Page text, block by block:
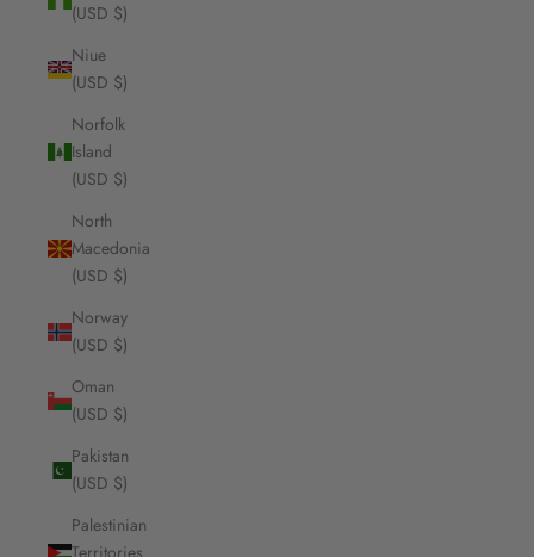
(USD $)
Niue
(USD $)
Norfolk
Island
(USD $)
North
Macedonia
(USD $)
Norway
(USD $)
Oman
(USD $)
Pakistan
(USD $)
Palestinian